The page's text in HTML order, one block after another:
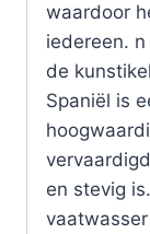
waardoor
iedereen.
de
Spaniël is
en stevig